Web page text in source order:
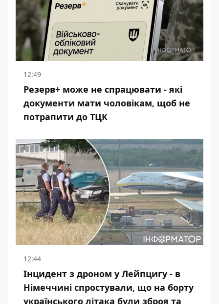
12:49
Резерв+ може не спрацювати - які
документи мати чоловікам, щоб не
потрапити до ТЦК
12:44
Інцидент з дроном у Лейпцигу - в
Німеччині спростували, що на борту
українського літака були зброя та